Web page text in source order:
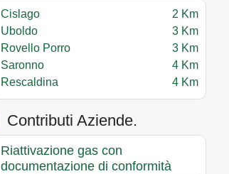
Cislago
2 Km
Uboldo
3 Km
Rovello Porro
3 Km
Saronno
4 Km
Rescaldina
4 Km
Contributi Aziende.
Riattivazione gas con
documentazione di conformità